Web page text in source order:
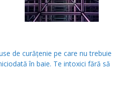
de curăţenie pe care nu trebuie
în baie. Te intoxici fără să